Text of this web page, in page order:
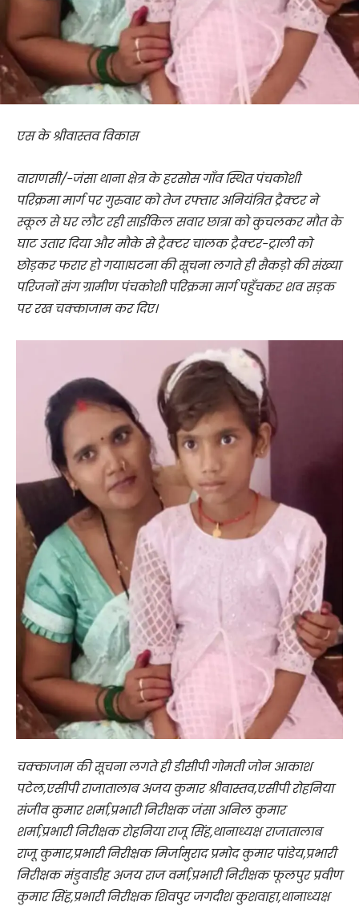
एस के श्रीवास्तव विकास
वाराणसी/-जंसा थाना क्षेत्र के हरसोस गाँव स्थित पंचकोशी
परिक्रमा मार्ग पर गुरुवार को तेज रफ्तार अनियंत्रित ट्रैक्टर ने
स्कूल से घर लौट रही साईकिल सवार छात्रा को कुचलकर मौत के
घाट उतार दिया और मौके से ट्रैक्टर चालक ट्रैक्टर-ट्राली को
छोड़कर फरार हो गया।घटना की सूचना लगते ही सैकड़ो की संख्या
परिजनों संग ग्रामीण पंचकोशी परिक्रमा मार्ग पहुँचकर शव सड़क
पर रख चक्काजाम कर दिए।
चक्काजाम की सूचना लगते ही डीसीपी गोमती जोन आकाश
पटेल,एसीपी राजातालाब अजय कुमार श्रीवास्तव,एसीपी रोहनिया
संजीव कुमार शर्मा,प्रभारी निरीक्षक जंसा अनिल कुमार
शर्मा,प्रभारी निरीक्षक रोहनिया राजू सिंह,थानाध्यक्ष राजातालाब
राजू कुमार,प्रभारी निरीक्षक मिर्जामुराद प्रमोद कुमार पांडेय,प्रभारी
निरीक्षक मंडुवाडीह अजय राज वर्मा,प्रभारी निरीक्षक फूलपुर प्रवीण
कुमार सिंह,प्रभारी निरीक्षक शिवपुर जगदीश कुशवाहा,थानाध्यक्ष